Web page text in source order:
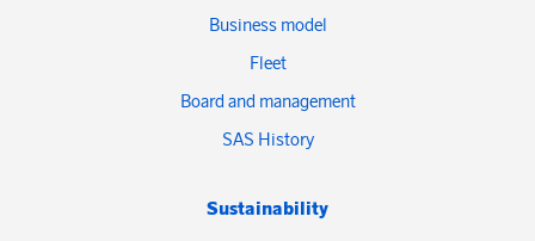
Business model
Fleet
Board and management
SAS History
Sustainability